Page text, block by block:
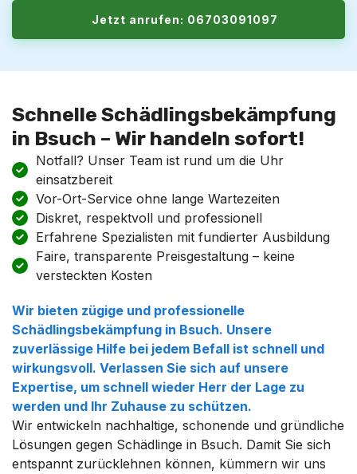
Jetzt anrufen: 06703091097
Schnelle Schädlingsbekämpfung
in Bsuch – Wir handeln sofort!
Notfall? Unser Team ist rund um die Uhr
einsatzbereit
Vor-Ort-Service ohne lange Wartezeiten
Diskret, respektvoll und professionell
Erfahrene Spezialisten mit fundierter Ausbildung
Faire, transparente Preisgestaltung – keine
versteckten Kosten
Wir bieten zügige und professionelle
Schädlingsbekämpfung in Bsuch. Unsere
zuverlässige Hilfe bei jedem Befall ist schnell und
wirkungsvoll. Verlassen Sie sich auf unsere
Expertise, um schnell wieder Herr der Lage zu
werden und Ihr Zuhause zu schützen.
Wir entwickeln nachhaltige, schonende und gründliche
Lösungen gegen Schädlinge in Bsuch. Damit Sie sich
entspannt zurücklehnen können, kümmern wir uns